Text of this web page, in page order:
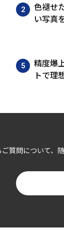
色褪せ
い写真
精度爆
トで理
質問について、